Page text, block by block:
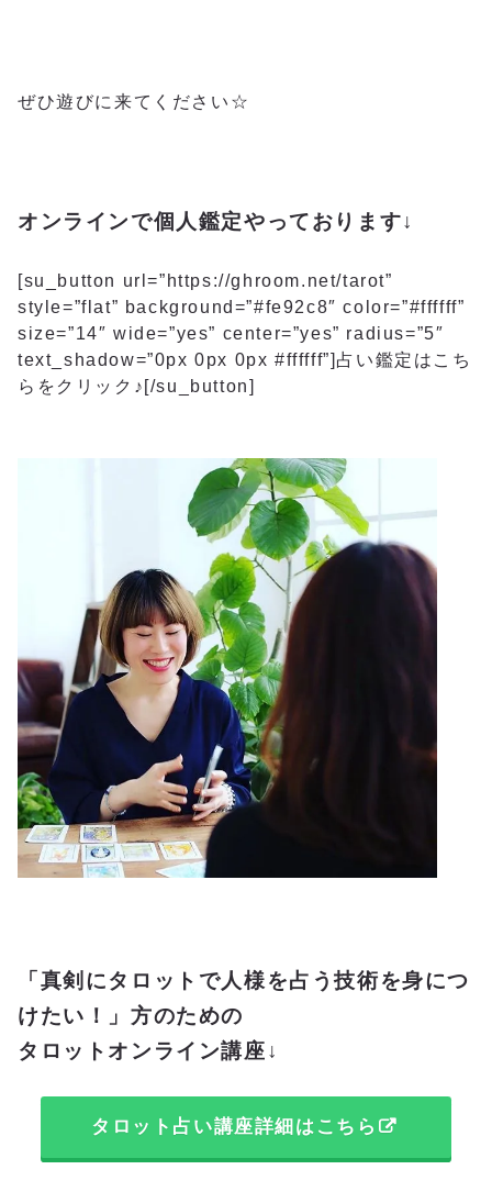
ぜひ遊びに来てください☆
オンラインで個人鑑定やっております↓
[su_button url=”https://ghroom.net/tarot”
style=”flat” background=”#fe92c8″ color=”#ffffff”
size=”14″ wide=”yes” center=”yes” radius=”5″
text_shadow=”0px 0px 0px #ffffff”]占い鑑定はこち
らをクリック♪[/su_button]
「真剣にタロットで人様を占う技術を身につ
けたい！」方のための
タロットオンライン講座↓
タロット占い講座詳細はこちら